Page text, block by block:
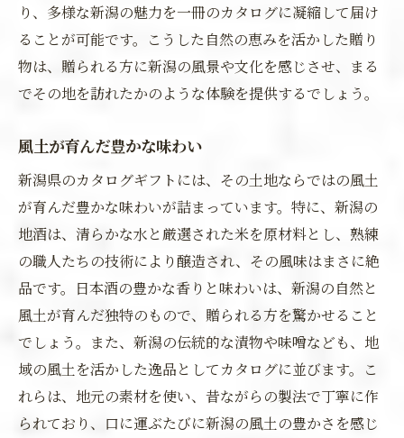
り、多様な新潟の魅力を一冊のカタログに凝縮して届け
ることが可能です。こうした自然の恵みを活かした贈り
物は、贈られる方に新潟の風景や文化を感じさせ、まる
でその地を訪れたかのような体験を提供するでしょう。
風土が育んだ豊かな味わい
新潟県のカタログギフトには、その土地ならではの風土
が育んだ豊かな味わいが詰まっています。特に、新潟の
地酒は、清らかな水と厳選された米を原材料とし、熟練
の職人たちの技術により醸造され、その風味はまさに絶
品です。日本酒の豊かな香りと味わいは、新潟の自然と
風土が育んだ独特のもので、贈られる方を驚かせること
でしょう。また、新潟の伝統的な漬物や味噌なども、地
域の風土を活かした逸品としてカタログに並びます。こ
れらは、地元の素材を使い、昔ながらの製法で丁寧に作
られており、口に運ぶたびに新潟の風土の豊かさを感じ